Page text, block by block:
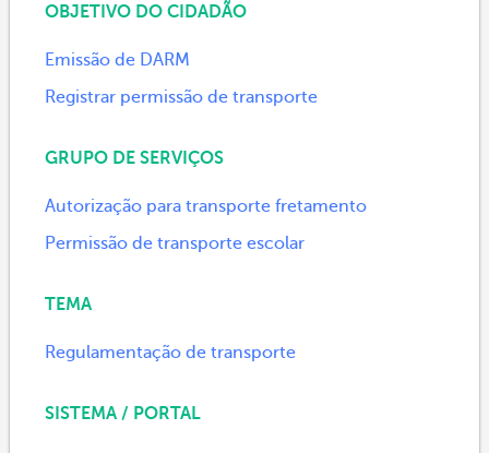
OBJETIVO DO CIDADÃO
Emissão de DARM
Registrar permissão de transporte
GRUPO DE SERVIÇOS
Autorização para transporte fretamento
Permissão de transporte escolar
TEMA
Regulamentação de transporte
SISTEMA / PORTAL